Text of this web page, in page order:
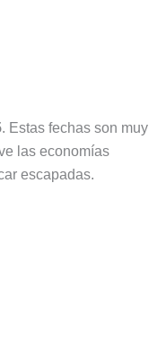
. Estas fechas son muy
las economías
escapadas.